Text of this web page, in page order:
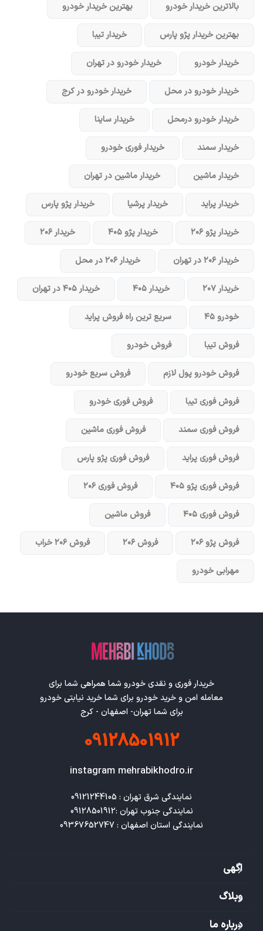
بالاترین خریدار خودرو بهترین خریدار خودرو
بهترین خریدار پژو پارس خریدار تیبا
خریدار خودرو خریدار خودرو در تهران
خریدار خودرو در محل خریدار خودرو در کرج
خریدار خودرو در‌محل خریدار ساینا
خریدار سمند خریدار فوری خودرو
خریدار ماشین خریدار ماشین در تهران
خریدار پراید خریدار پرشیا خریدار پژو پارس
خریدار پژو ۲۰۶ خریدار پژو ۴۰۵ خریدار ۲۰۶
خریدار ۲۰۶ در تهران خریدار ۲۰۶ در محل
خریدار ۲۰۷ خریدار ۴۰۵ خریدار ۴۰۵ در تهران
خودرو ۴۵ سریع ترین راه فروش پراید
فروش تیبا فروش خودرو
فروش خودرو پول لازم فروش سریع خودرو
فروش فوری تیبا فروش فوری خودرو
فروش فوری سمند فروش فوری ماشین
فروش فوری پراید فروش فوری پژو پارس
فروش فوری پژو ۴۰۵ فروش فوری ۲۰۶
فروش فوری ۴۰۵ فروش ماشین
فروش پژو ۲۰۶ فروش ۲۰۶ فروش ۲۰۶ خراب
مهرابی خودرو
خریدار فوری و نقدی خودرو شما همراهی شما برای
معامله امن و خرید خودرو برای شما خرید نیابتی خودرو
برای شما تهران- اصفهان - کرج
09128501912
instagram mehrabikhodro.ir
نمایندگی استان اصفهان : 09367652747
اگهی
وبلاگ
درباره ما